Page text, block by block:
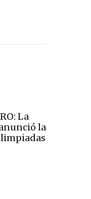
La
la